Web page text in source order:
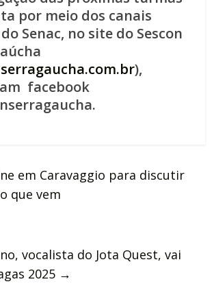
por meio dos canais
Senac, no site do Sescon
),
facebook
em Caravaggio para discutir
que vem
vocalista do Jota Quest, vai
2025 →